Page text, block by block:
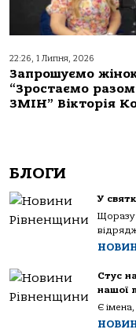
22:26, 1 Липня, 2026
Запрошуємо
“Зростаємо
ЗМІН” Вікторія
БЛОГИ
У
Щоразу
Стус
нашої
Є